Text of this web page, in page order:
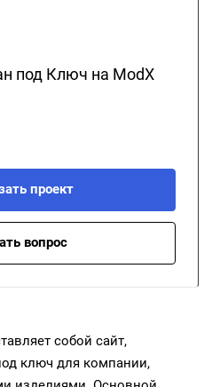
под Ключ на ModX
проект
вопрос
собой сайт,
ключ для компании,